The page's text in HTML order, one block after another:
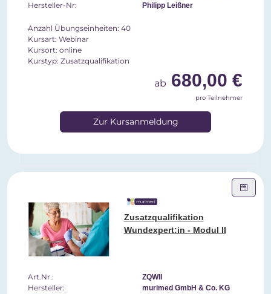
Hersteller-Nr: Philipp Leißner
Anzahl Übungseinheiten: 40
Kursart: Webinar
Kursort: online
Kurstyp: Zusatzqualifikation
ab 680,00 €
pro Teilnehmer
Zur Kursanmeldung
Zusatzqualifikation
Wundexpert:in - Modul II
Art.Nr.: ZQWII
Hersteller: murimed GmbH & Co. KG